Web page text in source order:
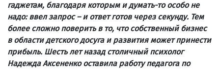
гаджетам, благодаря которым и думать-то особо не
надо: ввел запрос – и ответ готов через секунду. Тем
более сложно поверить в то, что собственный бизнес
в области детского досуга и развития может принести
прибыль. Шесть лет назад столичный психолог
Надежда Аксененко оставила работу педагога по